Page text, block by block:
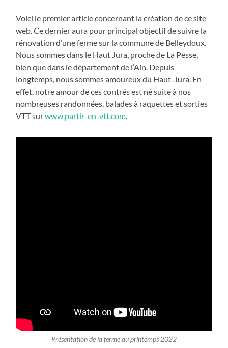
Voici le premier article concernant la création de ce site
web. Ce dernier aura pour principal objectif de suivre la
rénovation d’une ferme sur la commune de Belleydoux.
Nous sommes dans le Haut Jura, proche de La Pesse,
bien que dans le département de l’Ain. Depuis
longtemps, nous sommes amoureux du Haut-Jura. En
effet, notre amour de ces contrés est né suite à nos
nombreuses randonnées, balades à raquettes et sorties
VTT surwww.partir-en-vtt.com
Présentation de la ferme au printemps 2022